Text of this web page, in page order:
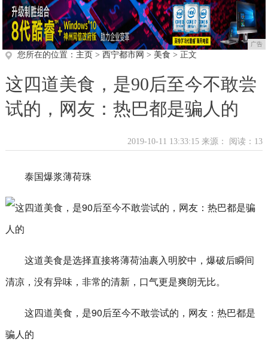
广告
您所在的位置： 主页 > 西宁都市网 > 美食 > 正文
这四道美食，是90后至今不敢尝
试的，网友：热巴都是骗人的
2019-10-11 13:33:15 来源： 阅读：13
泰国爆浆薄荷珠
这道美食是选择直接将薄荷油裹入明胶中，爆破后瞬间
清凉，没有异味，非常的清新，口气更是爽朗无比。
这四道美食，是90后至今不敢尝试的，网友：热巴都是
骗人的